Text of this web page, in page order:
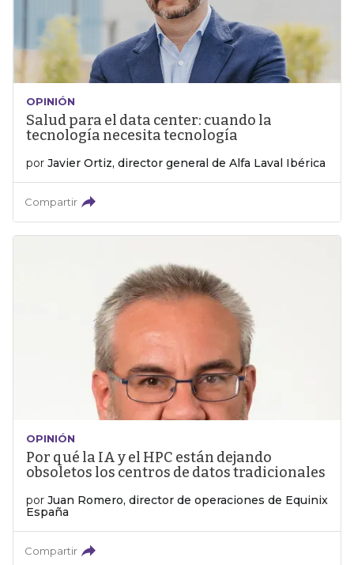
OPINIÓN
Salud para el data center: cuando la
tecnología necesita tecnología
por Javier Ortiz, director general de Alfa Laval Ibérica
Compartir
OPINIÓN
Por qué la IA y el HPC están dejando
obsoletos los centros de datos tradicionales
por Juan Romero, director de operaciones de Equinix
España
Compartir